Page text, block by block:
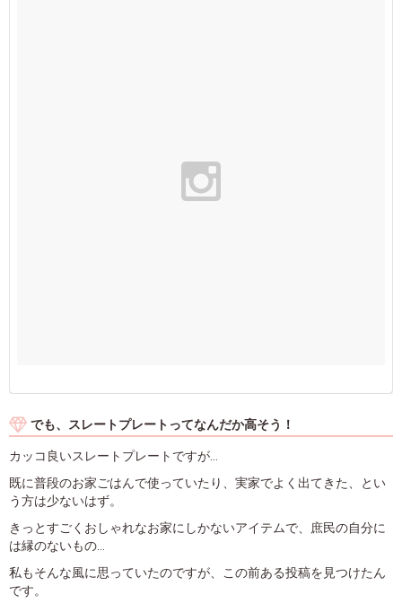
でも、スレートプレートってなんだか高そう！
カッコ良いスレートプレートですが…
既に普段のお家ごはんで使っていたり、実家でよく出てきた、とい
う方は少ないはず。
きっとすごくおしゃれなお家にしかないアイテムで、庶民の自分に
は縁のないもの…
私もそんな風に思っていたのですが、この前ある投稿を見つけたん
です。